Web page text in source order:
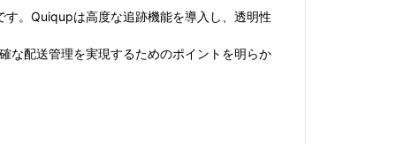
。Quiqupは高度な追跡機能を導入し、透明性
な配送管理を実現するためのポイントを明らか